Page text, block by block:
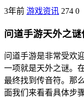
3年前 游戏资讯 274 0
问道手游天外之
问道手游是非常受欢
一项就是天外之谜。
最终找到传音符。那
面我们来看看具体步骤